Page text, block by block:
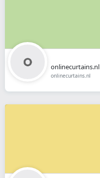
onlinecurtains.nl
onlinecurtains.nl